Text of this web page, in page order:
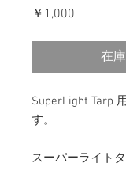
￥1,000
在
SuperLight Tarp
す。
スーパーライト